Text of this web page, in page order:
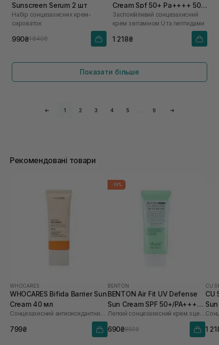
Sunscreen Serum 2 шт
Набір сонцезахисних крем-
сироваток
990₴1 840₴
Cream Spf 50+ Pa++++ 50
мл
Заспокійливий сонцезахисний
крем з вітаміном U та пептидами
1 218₴
Показати більше
← 1 2 3 4 5 … 9 →
Рекомендовані товари
WHOCARES
WHOCARES Bifida Barrier Sun
Cream 40 мл
Сонцезахисний антиоксидантний крем
799₴
-19%
BENTON
BENTON Air Fit UV Defense
Sun Cream SPF 50+/PA++++
50 мл
Легкий сонцезахисний крем з центелою
690₴850₴
CU
CU
60
1